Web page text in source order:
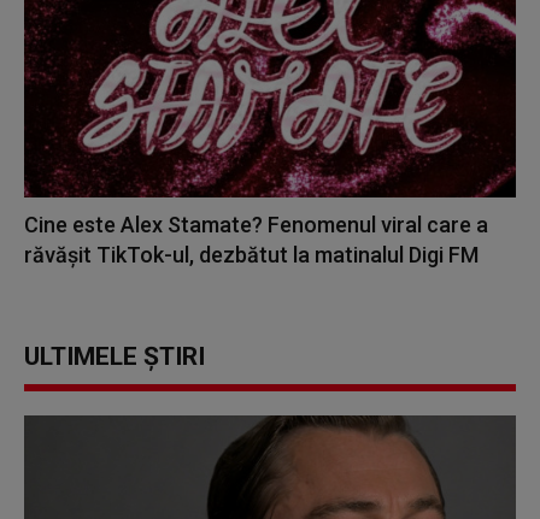
Cine este Alex Stamate? Fenomenul viral care a
răvășit TikTok-ul, dezbătut la matinalul Digi FM
ULTIMELE ȘTIRI